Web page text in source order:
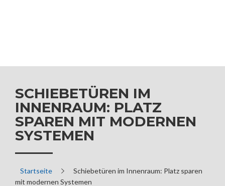
SCHIEBETÜREN IM
INNENRAUM: PLATZ
SPAREN MIT MODERNEN
SYSTEMEN
Startseite
Schiebetüren im Innenraum: Platz sparen
mit modernen Systemen